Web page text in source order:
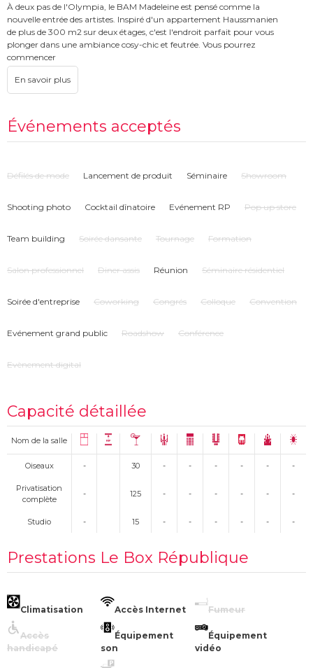
À deux pas de l'Olympia, le BAM Madeleine est pensé comme la
nouvelle entrée des artistes. Inspiré d'un appartement Haussmanien
de plus de 300 m2 sur deux étages, c'est l'endroit parfait pour vous
plonger dans une ambiance cosy-chic et feutrée. Vous pourrez
commencer
ou terminer la soirée en équipe dans notre bar à cocktails ou sur notre
terrasse.
Notre plus grande salle, Les Oiseaux (30pax), présente un décor inédit pour
arche
dorée... Avec une capacité totale de 125 personnes, cette BAM House peut
être privatisée entièrement ou partiellement (un seul étage ou plusieurs
Événements acceptés
Défilés de mode Lancement de produit Séminaire Showroom
Shooting photo Cocktail dînatoire Evénement RP Pop up store
Team building Soirée dansante Tournage Formation
Salon professionnel Diner assis Réunion Séminaire résidentiel
Soirée d'entreprise Coworking Congrés Colloque Convention
Evénement grand public Roadshow Conférence
Evènement digital
Capacité détaillée
Nom de la salle
Oiseaux - 30 - - - - - -
Privatisation
complète
- 125 - - - - - -
Studio - 15 - - - - - -
Prestations Le Box République
Climatisation Accès Internet Fumeur
Accès
handicapé
Équipement
son
Équipement
vidéo